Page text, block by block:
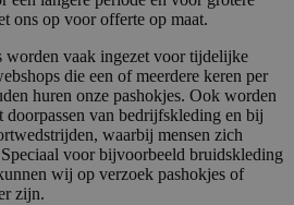
ons op voor offerte op maat.
worden vaak ingezet voor tijdelijke
die een of meerdere keren per
huren onze pashokjes. Ook worden
doorpassen van bedrijfskleding en bij
waarbij mensen zich
voor bijvoorbeeld bruidskleding
wij op verzoek pashokjes of
zijn.